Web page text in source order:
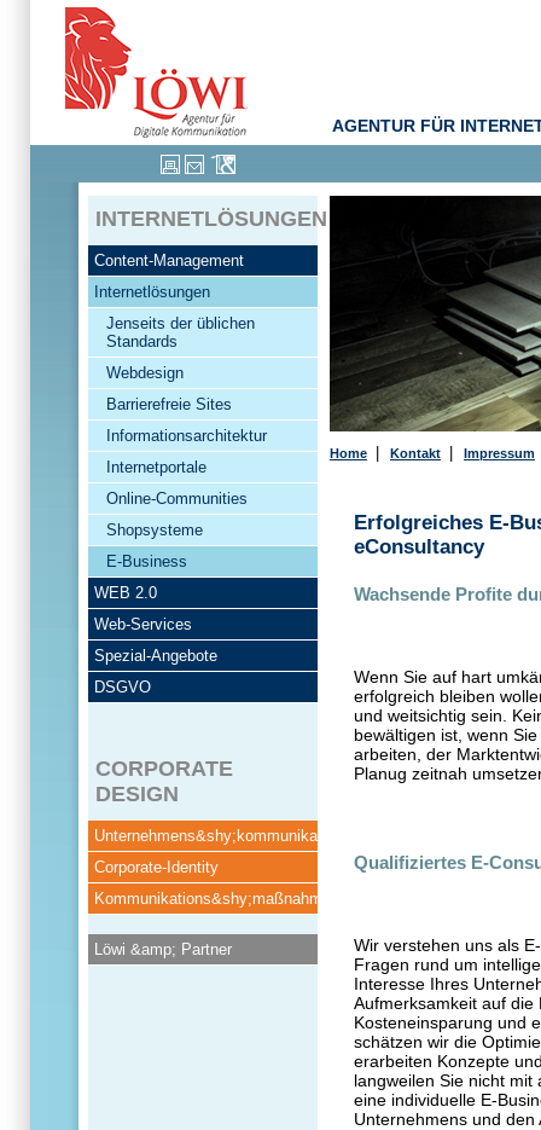
AGENTUR FÜR
INTERNETLÖSUNGEN
Content-Management
Internetlösungen
Jenseits der üblichen
Standards
Webdesign
Barrierefreie Sites
Informationsarchitektur
Internetportale
Online-Communities
Shopsysteme
E-Business
WEB 2.0
Web-Services
Spezial-Angebote
DSGVO
CORPORATE
DESIGN
Unternehmens&shy;kommunikation
Corporate-Identity
Kommunikations&shy;maßnahmen
Löwi &amp; Partner
Home Kontakt Impressum
Erfolgreiches E-
eConsultancy
Wachsende Profite
Wenn Sie auf hart
erfolgreich bleiben
und weitsichtig sein.
bewältigen ist, wenn
arbeiten, der
Planug zeitnah
Qualifiziertes E-
Wir verstehen uns als
Fragen rund um
Interesse Ihres
Aufmerksamkeit auf die
Kosteneinsparung und
schätzen wir die
erarbeiten Konzepte
langweilen Sie nicht
eine individuelle E-
Unternehmens und